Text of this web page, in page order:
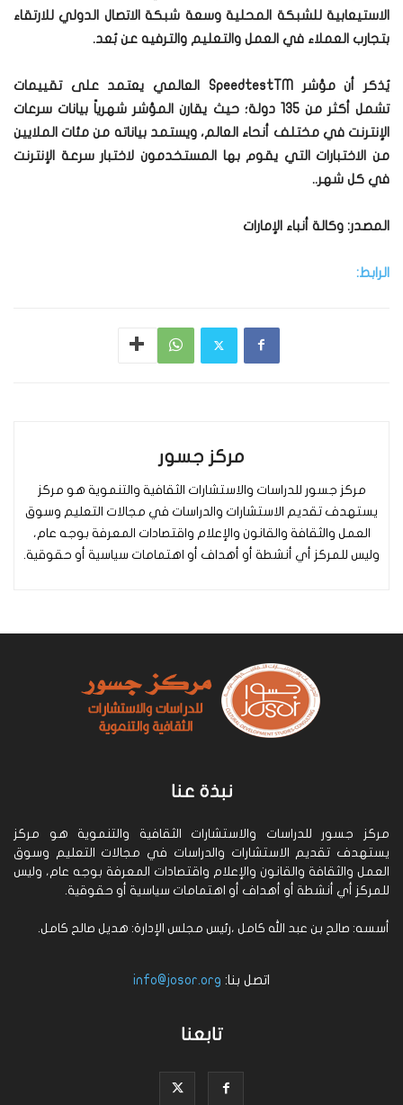
الاستيعابية للشبكة المحلية وسعة شبكة الاتصال الدولي للارتقاء
بتجارب العملاء في العمل والتعليم والترفيه عن بُعد.
يُذكر أن مؤشر SpeedtestTM العالمي يعتمد على تقييمات
تشمل أكثر من 135 دولة؛ حيث يقارن المؤشر شهرياً بيانات سرعات
الإنترنت في مختلف أنحاء العالم، ويستمد بياناته من مئات الملايين
من الاختبارات التي يقوم بها المستخدمون لاختبار سرعة الإنترنت
في كل شهر..
المصدر: وكالة أنباء الإمارات
الرابط:
مركز جسور
مركز جسور للدراسات والاستشارات الثقافية والتنموية هو مركز
يستهدف تقديم الاستشارات والدراسات في مجالات التعليم وسوق
العمل والثقافة والقانون والإعلام واقتصادات المعرفة بوجه عام،
وليس للمركز أي أنشطة أو أهداف أو اهتمامات سياسية أو حقوقية.
نبذة عنا
مركز جسور للدراسات والاستشارات الثقافية والتنموية هو مركز
يستهدف تقديم الاستشارات والدراسات في مجالات التعليم وسوق
العمل والثقافة والقانون والإعلام واقتصادات المعرفة بوجه عام، وليس
للمركز أي أنشطة أو أهداف أو اهتمامات سياسية أو حقوقية.
أسسه: صالح بن عبد الله كامل ،رئيس مجلس الإدارة: هديل صالح كامل.
اتصل بنا: info@josor.org
تابعنا